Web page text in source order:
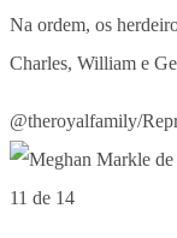
Na ordem, os
Charles, William e
@theroyalfamily/
11 de 14